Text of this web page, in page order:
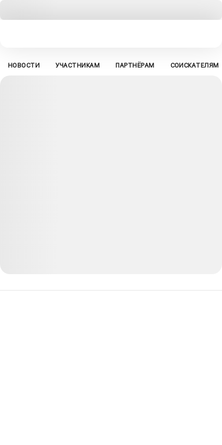
НОВОСТИ УЧАСТНИКАМ ПАРТНЁРАМ СОИСКАТЕЛЯМ